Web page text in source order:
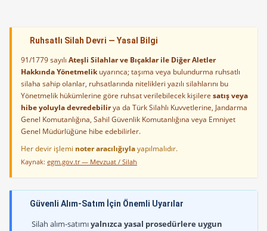
Ruhsatlı Silah Devri — Yasal Bilgi
91/1779 sayılı Ateşli Silahlar ve Bıçaklar ile Diğer Aletler
Hakkında Yönetmelikuyarınca; taşıma veya bulundurma ruhsatlı
silaha sahip olanlar, ruhsatlarında nitelikleri yazılı silahlarını bu
Yönetmelik hükümlerine göre ruhsat verilebilecek kişilere satış veya
hibe yoluyla devredebilirya da Türk Silahlı Kuvvetlerine, Jandarma
Genel Komutanlığına, Sahil Güvenlik Komutanlığına veya Emniyet
Genel Müdürlüğüne hibe edebilirler.
Her devir işlemi noter aracılığıylayapılmalıdır.
Kaynak: egm.gov.tr — Mevzuat / Silah
Güvenli Alım-Satım İçin Önemli Uyarılar
Silah alım-satımıyalnızca yasal prosedürlere uygun